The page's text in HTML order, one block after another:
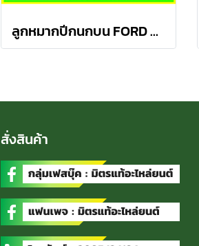
ลูกหมากปีกนกบน FORD Ranger T6 / MAZDA BT50 PRO 2WD , 4WD
สั่งสินค้า